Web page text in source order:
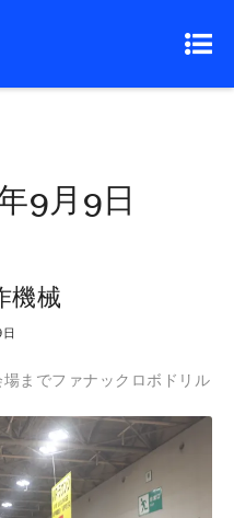
9月9日
械
までファナックロボドリル